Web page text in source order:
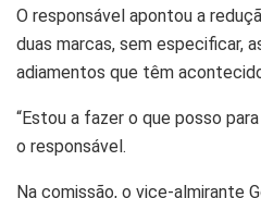
O responsável apontou a
duas marcas, sem especificar,
adiamentos que têm
“Estou a fazer o que posso
o responsável.
Na comissão, o vice-almirante